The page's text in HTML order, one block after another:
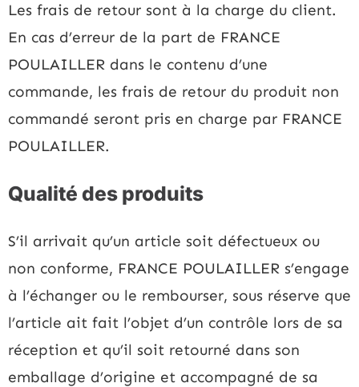
Les frais de retour sont à la charge du client.
En cas d’erreur de la part de FRANCE
POULAILLER dans le contenu d’une
commande, les frais de retour du produit non
commandé seront pris en charge par FRANCE
POULAILLER.
Qualité des produits
S’il arrivait qu’un article soit défectueux ou
non conforme, FRANCE POULAILLER s’engage
à l’échanger ou le rembourser, sous réserve que
l’article ait fait l’objet d’un contrôle lors de sa
réception et qu’il soit retourné dans son
emballage d’origine et accompagné de sa